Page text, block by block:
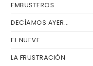
EMBUSTEROS
DECÍAMOS AYER…
EL NUEVE
LA FRUSTRACIÓN